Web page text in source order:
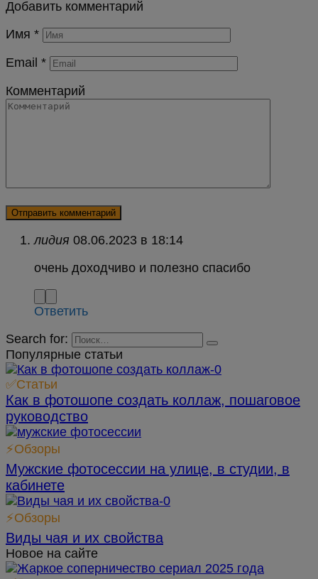
Добавить комментарий
Имя *
Email *
Комментарий
лидия
в
очень доходчиво и полезно спасибо
Ответить
Search for:
Популярные статьи
✅Статьи
Как в фотошопе создать коллаж, пошаговое
руководство
⚡Обзоры
Мужские фотосессии на улице, в студии, в
кабинете
⚡Обзоры
Виды чая и их свойства
Новое на сайте